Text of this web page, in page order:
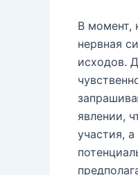
В момент,
нервная
исходов.
явлении,
участия,